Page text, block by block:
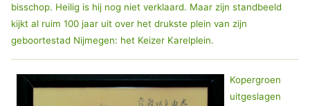
bisschop. Heilig is hij nog niet verklaard. Maar zijn standbeeld
kijkt al ruim 100 jaar uit over het drukste plein van zijn
geboortestad Nijmegen: het Keizer Karelplein.
Kopergroen
uitgeslagen